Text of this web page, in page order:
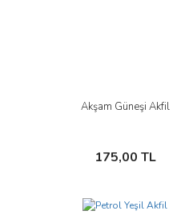
Akşam Güneşi Akfil
175,00 TL
İncele
Sepete Ekle